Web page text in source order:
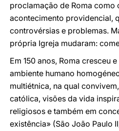
proclamação de Roma como
acontecimento providencial,
controvérsias e problemas.
própria Igreja mudaram:
Em 150 anos, Roma cresceu
ambiente humano
multiétnica, na qual
católica, visões da vida
religiosos e também em
existência» (São João Paulo